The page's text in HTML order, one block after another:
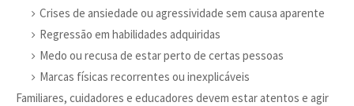
Crises de ansiedade ou agressividade sem causa aparente
Regressão em habilidades adquiridas
Medo ou recusa de estar perto de certas pessoas
Marcas físicas recorrentes ou inexplicáveis
Familiares, cuidadores e educadores devem estar atentos e agir